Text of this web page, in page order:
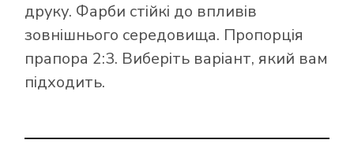
друку. Фарби стійкі до впливів
зовнішнього середовища. Пропорція
прапора 2:3. Виберіть варіант, який вам
підходить.